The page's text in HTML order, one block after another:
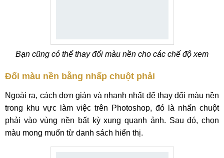
Bạn cũng có thể thay đổi màu nền cho các chế độ xem
Đổi màu nền bằng nhấp chuột phải
Ngoài ra, cách đơn giản và nhanh nhất để thay đổi màu nền
trong khu vực làm việc trên Photoshop, đó là nhấn chuột
phải vào vùng nền bất kỳ xung quanh ảnh. Sau đó, chọn
màu mong muốn từ danh sách hiển thị.